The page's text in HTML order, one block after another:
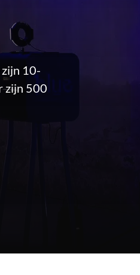
10-
zijn 500